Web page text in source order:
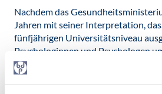
Nachdem das
Jahren mit seiner Interpretation,
fünfjährigen Universitätsniveau
Psychologinnen und Psychologen
und Praktikanten handele,
zu niedrige Gehalt nun sogar ins